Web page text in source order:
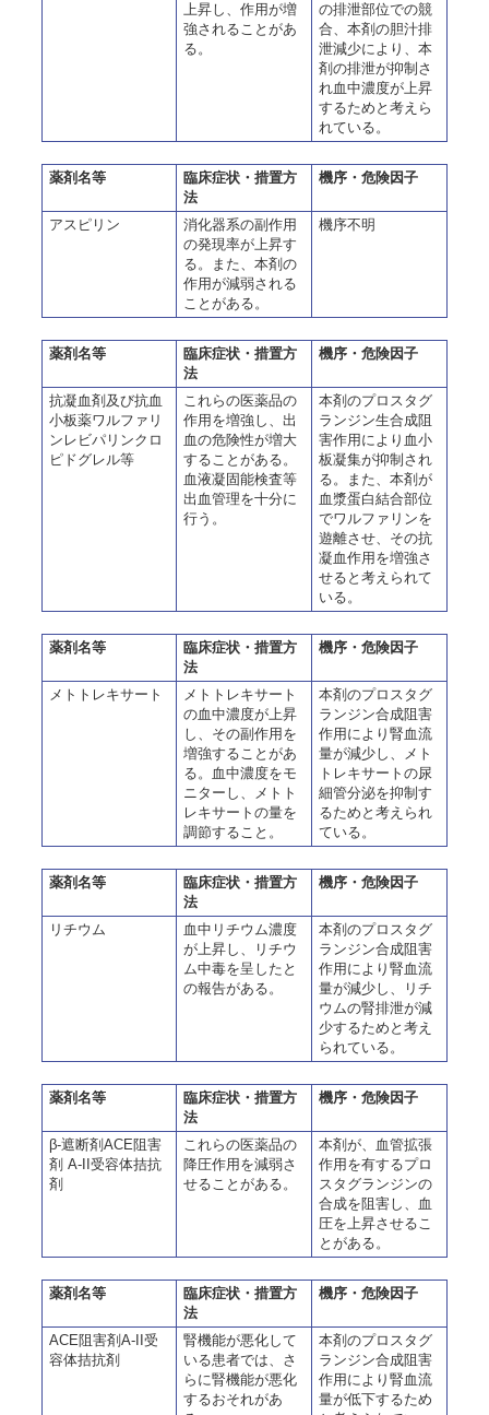
上昇し、作用が増
強されることがあ
る。
の排泄部位での競
合、本剤の胆汁排
泄減少により、本
剤の排泄が抑制さ
れ血中濃度が上昇
するためと考えら
れている。
薬剤名等
臨床症状・措置方
法
機序・危険因子
アスピリン
消化器系の副作用
の発現率が上昇す
る。また、本剤の
作用が減弱される
ことがある。
機序不明
薬剤名等
臨床症状・措置方
法
機序・危険因子
抗凝血剤及び抗血
小板薬ワルファリ
ンレビパリンクロ
ピドグレル等
これらの医薬品の
作用を増強し、出
血の危険性が増大
することがある。
血液凝固能検査等
出血管理を十分に
行う。
本剤のプロスタグ
ランジン生合成阻
害作用により血小
板凝集が抑制され
る。また、本剤が
血漿蛋白結合部位
でワルファリンを
遊離させ、その抗
凝血作用を増強さ
せると考えられて
いる。
薬剤名等
臨床症状・措置方
法
機序・危険因子
メトトレキサート
メトトレキサート
の血中濃度が上昇
し、その副作用を
増強することがあ
る。血中濃度をモ
ニターし、メトト
レキサートの量を
調節すること。
本剤のプロスタグ
ランジン合成阻害
作用により腎血流
量が減少し、メト
トレキサートの尿
細管分泌を抑制す
るためと考えられ
ている。
薬剤名等
臨床症状・措置方
法
機序・危険因子
リチウム
血中リチウム濃度
が上昇し、リチウ
ム中毒を呈したと
の報告がある。
本剤のプロスタグ
ランジン合成阻害
作用により腎血流
量が減少し、リチ
ウムの腎排泄が減
少するためと考え
られている。
薬剤名等
臨床症状・措置方
法
機序・危険因子
β-遮断剤ACE阻害
剤 A-II受容体拮抗
剤
これらの医薬品の
降圧作用を減弱さ
せることがある。
本剤が、血管拡張
作用を有するプロ
スタグランジンの
合成を阻害し、血
圧を上昇させるこ
とがある。
薬剤名等
臨床症状・措置方
法
機序・危険因子
ACE阻害剤A-II受
容体拮抗剤
腎機能が悪化して
いる患者では、さ
らに腎機能が悪化
するおそれがあ
本剤のプロスタグ
ランジン合成阻害
作用により腎血流
量が低下するため